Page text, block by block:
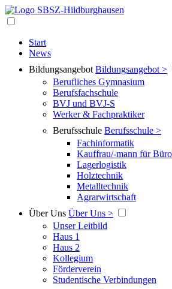
Start
News
Bildungsangebot Bildungsangebot >
Berufliches Gymnasium
Berufsfachschule
BVJ und BVJ-S
Werker & Fachpraktiker
Berufsschule Berufsschule >
Fachinformatik
Kauffrau/-mann für
Lagerlogistik
Holztechnik
Metalltechnik
Agrarwirtschaft
Über Uns Über Uns >
Unser Leitbild
Haus 1
Haus 2
Kollegium
Förderverein
Studentische Verbindungen